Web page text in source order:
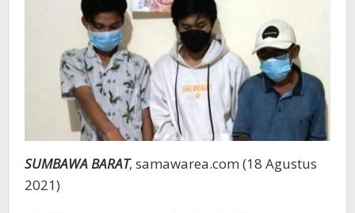
SUMBAWA BARAT, samawarea.com (18 Agustus
2021)